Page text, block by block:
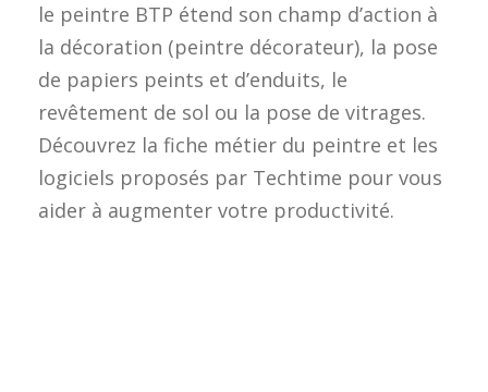
le peintre BTP étend son champ d’action à
la décoration (peintre décorateur), la pose
de papiers peints et d’enduits, le
revêtement de sol ou la pose de vitrages.
Découvrez la fiche métier du peintre et les
logiciels proposés par Techtime pour vous
aider à augmenter votre productivité.